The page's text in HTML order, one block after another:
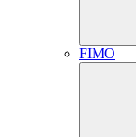
FIMO